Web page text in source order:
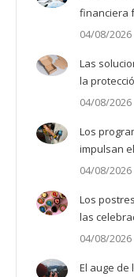
financiera
04/08/2026
Las
la
04/08/2026
Los
impulsan
04/08/2026
Los
las
04/08/2026
El auge